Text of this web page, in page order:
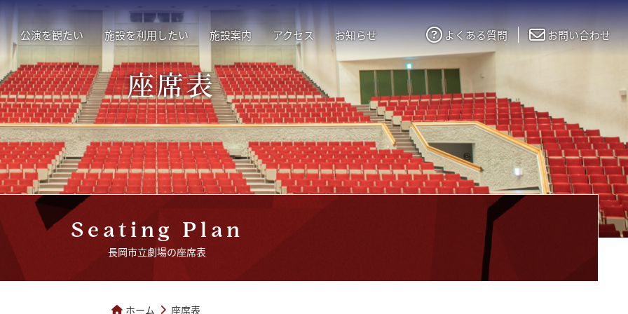
公演を観たい 施設を利用したい 施設案内 アクセス お知らせ よくある質問 お問い合わせ
座席表
Seating Plan
長岡市立劇場の座席表
ホーム 座席表